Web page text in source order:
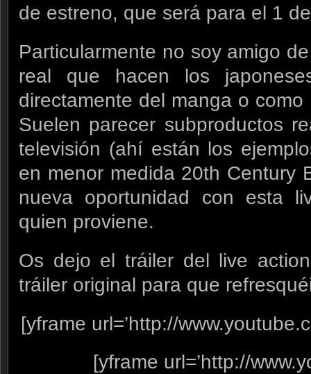
de estreno, que será para el 1
Particularmente no soy amigo
real que hacen los
directamente del manga o
Suelen parecer subproductos
televisión (ahí están los
en menor medida 20th Century
nueva oportunidad con esta
quien proviene.
Os dejo el tráiler del live
tráiler original para que
[yframe url=’http://
[yframe url=’http://